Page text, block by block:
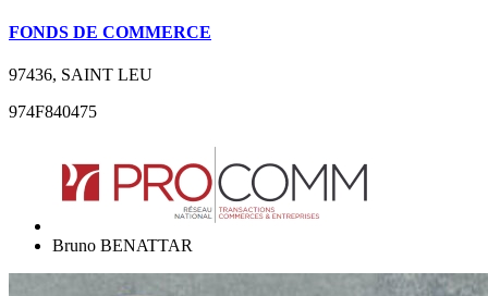
FONDS DE COMMERCE
97436, SAINT LEU
974F840475
Bruno BENATTAR